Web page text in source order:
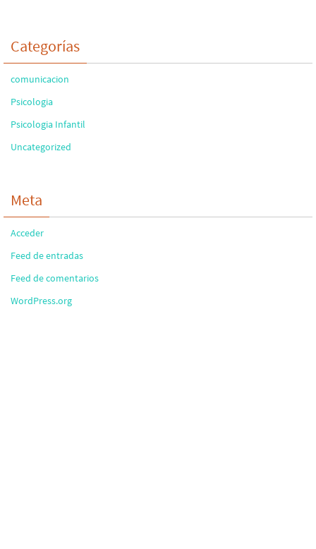
Categorías
comunicacion
Psicologia
Psicologia Infantil
Uncategorized
Meta
Acceder
Feed de entradas
Feed de comentarios
WordPress.org